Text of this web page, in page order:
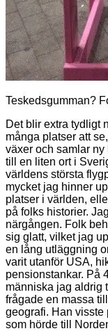
Teskedsgumman?
Det blir extra tydligt
många platser att
växer och samlar
till en liten ort i
världens största
mycket jag hinner
platser i världen,
på folks historier.
närgången. Folk
sig glatt, vilket jag
en lång utläggning
varit utanför USA,
pensionstankar. På
människa jag aldrig
frågade en massa
geografi. Han
som hörde till